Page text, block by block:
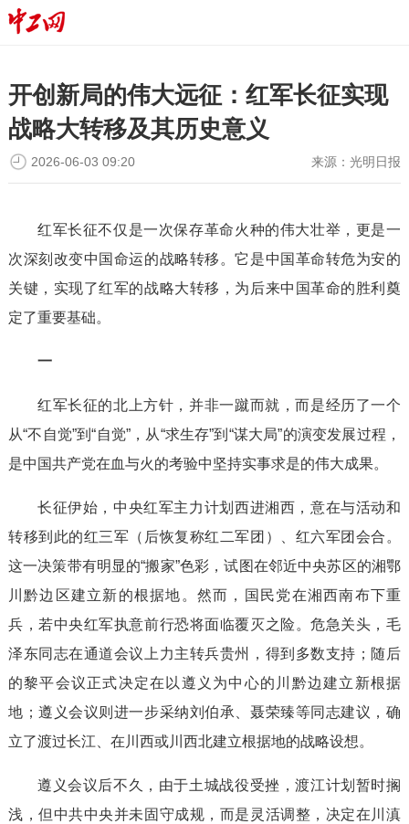
开创新局的伟大远征：红军长征实现
战略大转移及其历史意义
来源：光明日报
2026-06-03 09:20
红军长征不仅是一次保存革命火种的伟大壮举，更是一
次深刻改变中国命运的战略转移。它是中国革命转危为安的
关键，实现了红军的战略大转移，为后来中国革命的胜利奠
定了重要基础。
一
红军长征的北上方针，并非一蹴而就，而是经历了一个
从“不自觉”到“自觉”，从“求生存”到“谋大局”的演变发展过程，
是中国共产党在血与火的考验中坚持实事求是的伟大成果。
长征伊始，中央红军主力计划西进湘西，意在与活动和
转移到此的红三军（后恢复称红二军团）、红六军团会合。
这一决策带有明显的“搬家”色彩，试图在邻近中央苏区的湘鄂
川黔边区建立新的根据地。然而，国民党在湘西南布下重
兵，若中央红军执意前行恐将面临覆灭之险。危急关头，毛
泽东同志在通道会议上力主转兵贵州，得到多数支持；随后
的黎平会议正式决定在以遵义为中心的川黔边建立新根据
地；遵义会议则进一步采纳刘伯承、聂荣臻等同志建议，确
立了渡过长江、在川西或川西北建立根据地的战略设想。
遵义会议后不久，由于土城战役受挫，渡江计划暂时搁
浅，但中共中央并未固守成规，而是灵活调整，决定在川滇